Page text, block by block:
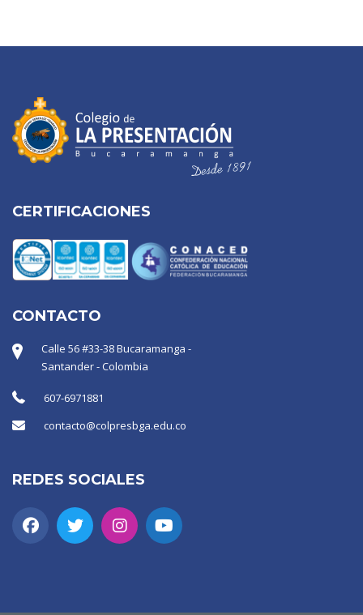
CERTIFICACIONES
CONTACTO
Calle 56 #33-38 Bucaramanga -
Santander - Colombia
607-6971881
contacto@colpresbga.edu.co
REDES SOCIALES